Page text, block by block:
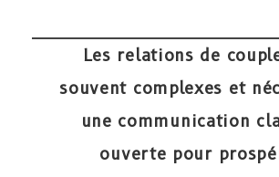
Les relations de
souvent complexes et
une communication
ouverte pour